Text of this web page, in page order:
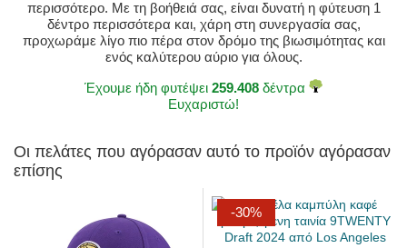
περισσότερο. Με τη βοήθειά σας, είναι δυνατή η φύτευση 1
δέντρο περισσότερα και, χάρη στη συνεργασία σας,
προχωράμε λίγο πιο πέρα στον δρόμο της βιωσιμότητας και
ενός καλύτερου αύριο για όλους.
Έχουμε ήδη φυτέψει 259.408 δέντρα
Ευχαριστώ!
Οι πελάτες που αγόρασαν αυτό το προϊόν αγόρασαν
επίσης
-30%